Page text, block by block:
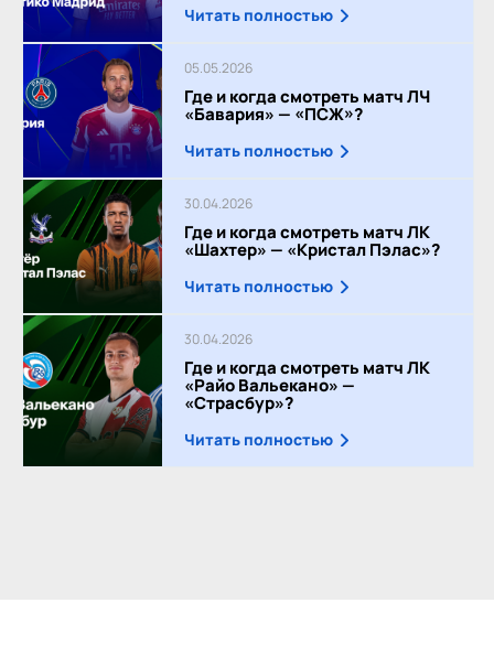
Читать полностью
05.05.2026
Где и когда смотреть матч ЛЧ
«Бавария» — «ПСЖ»?
Читать полностью
30.04.2026
Где и когда смотреть матч ЛК
«Шахтер» — «Кристал Пэлас»?
Читать полностью
30.04.2026
Где и когда смотреть матч ЛК
«Райо Вальекано» —
«Страсбур»?
Читать полностью